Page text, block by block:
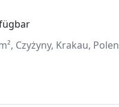
Czyżyny, Krakau, Polen